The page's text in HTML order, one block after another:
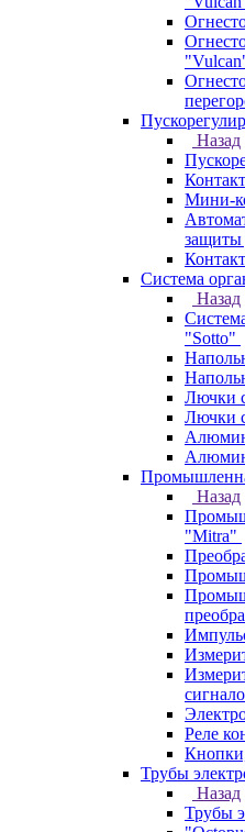
Назад
Мини-
защиты
Система
Назад
"Sotto"
Лючки
Лючки
Назад
"Mitra"
Реле
Трубы
Назад
Трубы